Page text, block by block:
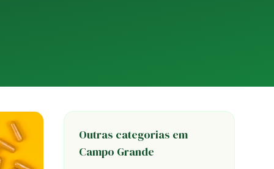
Outras categorias em
Campo Grande